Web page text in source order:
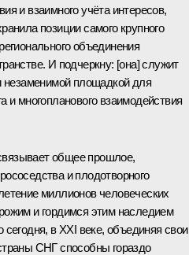
и взаимного учёта интересов,
позиции самого крупного
объединения
И подчеркну: [она] служит
незаменимой площадкой для
и многопланового взаимодействия
общее прошлое,
и плодотворного
миллионов человеческих
и гордимся этим наследием
в XXI веке, объединяя свои
СНГ способны гораздо